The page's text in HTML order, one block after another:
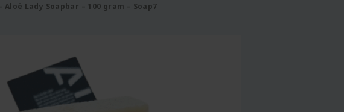
Aloë Lady Soapbar – 100 gram – Soap7